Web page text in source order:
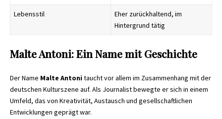
Lebensstil
Eher zurückhaltend, im
Hintergrund tätig
Malte Antoni: Ein Name mit Geschichte
Der Name Malte Antonitaucht vor allem im Zusammenhang mit der
deutschen Kulturszene auf. Als Journalist bewegte er sich in einem
Umfeld, das von Kreativität, Austausch und gesellschaftlichen
Entwicklungen geprägt war.